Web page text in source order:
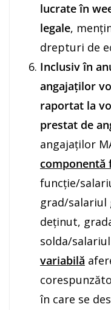
lucrate în
legale,
drepturi de
Inclusiv în
angajaților
raportat la
prestat de
angajaților
componentă
funcţie/
grad/
deţinut,
solda/
variabilă
în care se